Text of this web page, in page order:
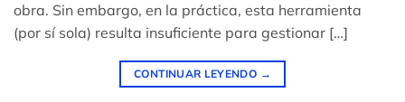
obra. Sin embargo, en la práctica, esta herramienta
(por sí sola) resulta insuficiente para gestionar […]
CONTINUAR LEYENDO →